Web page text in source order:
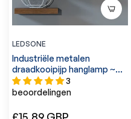
LEDSONE
Industriële metalen
draadkooipijp hanglamp ~
5558
3
beoordelingen
Normale